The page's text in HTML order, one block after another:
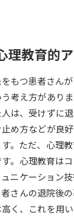
調べる
受
由 テ
理教育的
もつ患者さん
考え方があり
は、受けずに
め方などが良
。ただ、心理
。心理教育は
ニケーション
さんの退院後
く、これを用